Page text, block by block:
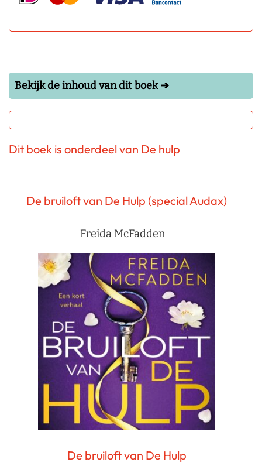
Bekijk de inhoud van dit boek ➔
Dit boek is onderdeel van De hulp
De bruiloft van De Hulp (special Audax)
Freida McFadden
De bruiloft van De Hulp